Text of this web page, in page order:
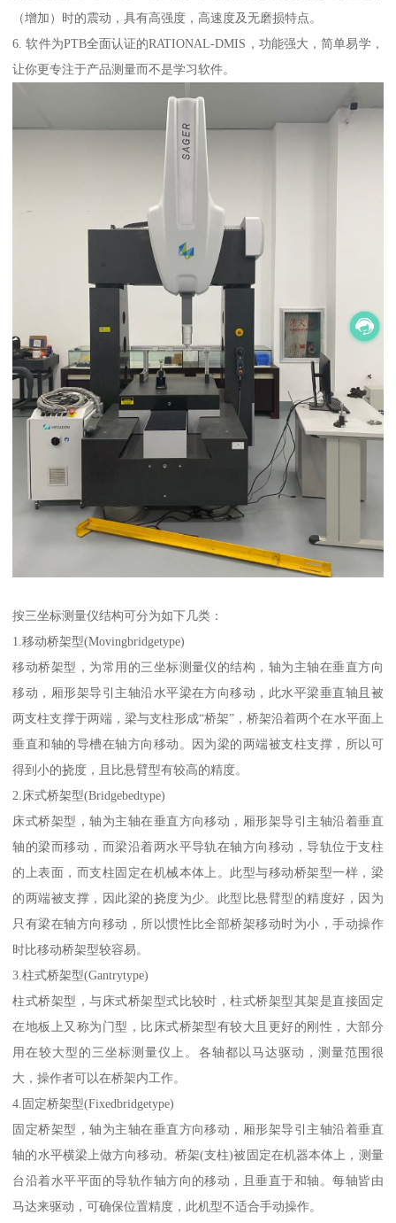
（增加）时的震动，具有高强度，高速度及无磨损特点。
6. 软件为PTB全面认证的RATIONAL-DMIS，功能强大，简单易学，
让你更专注于产品测量而不是学习软件。
按三坐标测量仪结构可分为如下几类：
1.移动桥架型(Movingbridgetype)
移动桥架型，为常用的三坐标测量仪的结构，轴为主轴在垂直方向
移动，厢形架导引主轴沿水平梁在方向移动，此水平梁垂直轴且被
两支柱支撑于两端，梁与支柱形成“桥架”，桥架沿着两个在水平面上
垂直和轴的导槽在轴方向移动。因为梁的两端被支柱支撑，所以可
得到小的挠度，且比悬臂型有较高的精度。
2.床式桥架型(Bridgebedtype)
床式桥架型，轴为主轴在垂直方向移动，厢形架导引主轴沿着垂直
轴的梁而移动，而梁沿着两水平导轨在轴方向移动，导轨位于支柱
的上表面，而支柱固定在机械本体上。此型与移动桥架型一样，梁
的两端被支撑，因此梁的挠度为少。此型比悬臂型的精度好，因为
只有梁在轴方向移动，所以惯性比全部桥架移动时为小，手动操作
时比移动桥架型较容易。
3.柱式桥架型(Gantrytype)
柱式桥架型，与床式桥架型式比较时，柱式桥架型其架是直接固定
在地板上又称为门型，比床式桥架型有较大且更好的刚性，大部分
用在较大型的三坐标测量仪上。各轴都以马达驱动，测量范围很
大，操作者可以在桥架内工作。
4.固定桥架型(Fixedbridgetype)
固定桥架型，轴为主轴在垂直方向移动，厢形架导引主轴沿着垂直
轴的水平横梁上做方向移动。桥架(支柱)被固定在机器本体上，测量
台沿着水平平面的导轨作轴方向的移动，且垂直于和轴。每轴皆由
马达来驱动，可确保位置精度，此机型不适合手动操作。